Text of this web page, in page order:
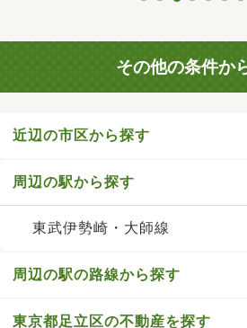
その他の条件か
近辺の市区から探す
周辺の駅から探す
東武伊勢崎・大師線
周辺の駅の路線から探す
東京都足立区の不動産を探す